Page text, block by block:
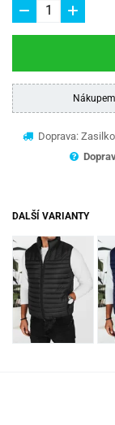
Doprava:
DALŠÍ VARIANTY